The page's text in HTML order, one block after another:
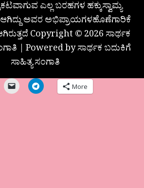
ಎಲ್ಲ ಬರಹಗಳ ಹಕ್ಕುಸ್ವಾಮ್ಯ
ಅವರ ಅಭಿಪ್ರಾಯಗಳಹೊಣೆಗಾರಿಕೆ
Copyright © 2026 ಸಾರ್ಥಕ
| Powered by ಸಾರ್ಥಕ ಬದುಕಿಗೆ
ಸಾಹಿತ್ಯ ಸಂಗಾತಿ
More